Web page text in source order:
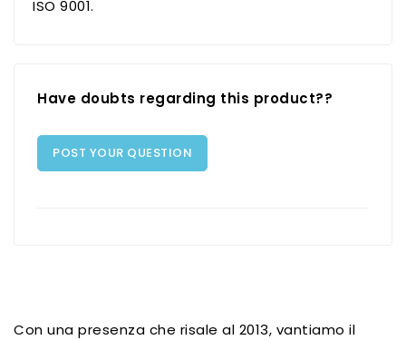
ISO 9001.
Have doubts regarding this product??
POST YOUR QUESTION
Con una presenza che risale al 2013, vantiamo il